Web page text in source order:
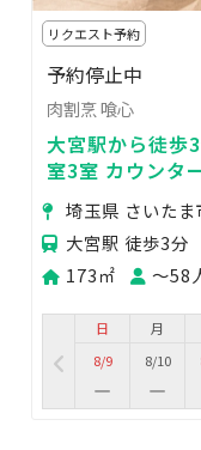
リクエスト予約
予約停止中
肉割烹 喰心
大宮駅から徒歩
室3室 カウンタ
埼玉県 さいた
大宮駅 徒歩3分
173㎡
〜58
日
8/9
月
8/10